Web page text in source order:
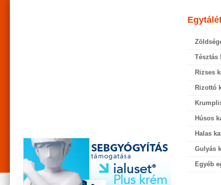
Tésztás
Rizses
Rizottó
Húsos
Halas
Gulyás
Egyéb